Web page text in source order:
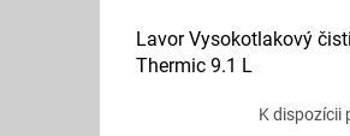
Lavor Vysokotlakový
Thermic 9.1 L
K dispozícii